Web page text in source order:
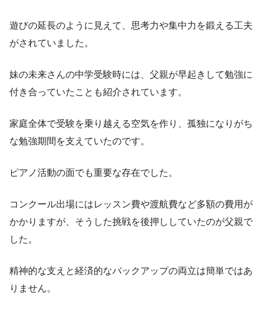
遊びの延長のように見えて、思考力や集中力を鍛える工夫
がされていました。
妹の未来さんの中学受験時には、父親が早起きして勉強に
付き合っていたことも紹介されています。
家庭全体で受験を乗り越える空気を作り、孤独になりがち
な勉強期間を支えていたのです。
ピアノ活動の面でも重要な存在でした。
コンクール出場にはレッスン費や渡航費など多額の費用が
かかりますが、そうした挑戦を後押ししていたのが父親で
した。
精神的な支えと経済的なバックアップの両立は簡単ではあ
りません。